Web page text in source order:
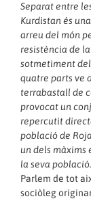
Separat entre
Kurdistan és
arreu del món
resistència de
sotmetiment
quatre parts ve
terrabastall de
provocat un
repercutit
població de
un dels màxims
la seva població.
Parlem de tot
sociòleg